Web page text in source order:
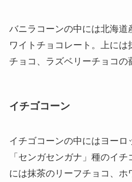
バニラコーンの中には北海道
ワイトチョコレート。上には
チョコ、ラズベリーチョコの
イチゴコーン
イチゴコーンの中にはヨーロ
「センガセンガナ」種のイ
には抹茶のリーフチョコ、ホ